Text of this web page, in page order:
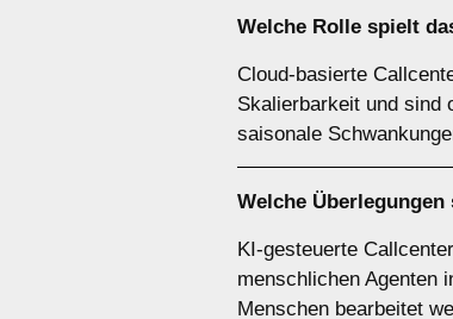
Welche Rolle spielt
Cloud-basierte
Skalierbarkeit und sind
saisonale
Welche
KI-gesteuerte
menschlichen Agenten
Menschen bearbeitet